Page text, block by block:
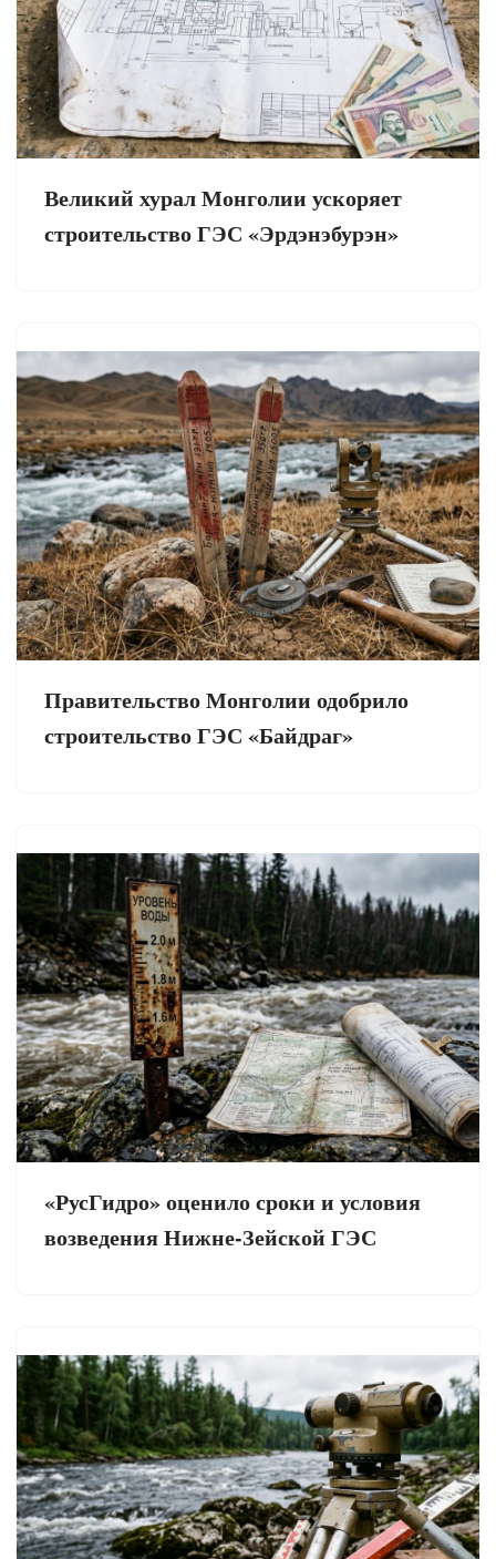
Великий хурал Монголии ускоряет
строительство ГЭС «Эрдэнэбурэн»
Правительство Монголии одобрило
строительство ГЭС «Байдраг»
«РусГидро» оценило сроки и условия
возведения Нижне-Зейской ГЭС